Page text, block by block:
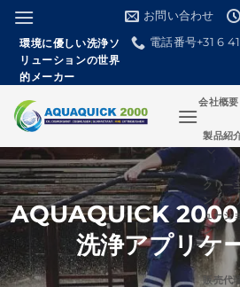
プ
環境に優しい洗浄ソ
リューションの世界
的メーカー
お問い合わせ
電話番号+31 6
会社概要
製品紹
クリー
ングソ
ューシ
ン
販売代
AQUAQUICK 2000
洗浄アプリケ